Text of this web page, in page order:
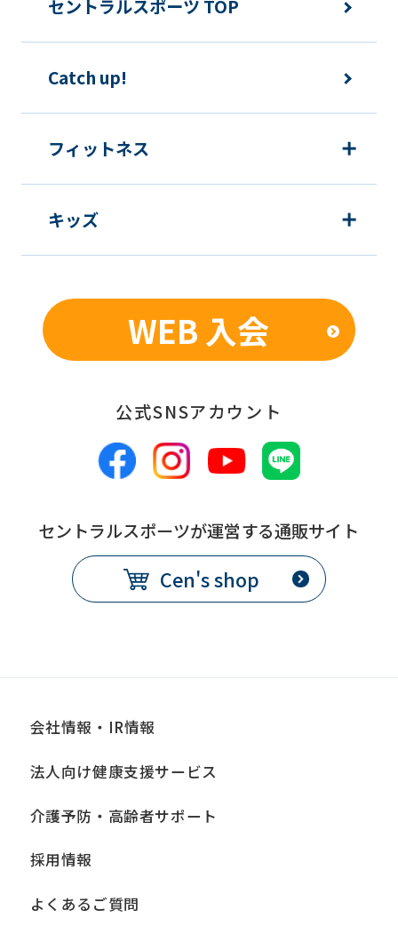
セントラルスポーツ TOP
Catch up!
フィットネス
キッズ
WEB 入会
公式SNSアカウント
セントラルスポーツが運営する通販サイト
Cen's shop
会社情報・IR情報
法人向け健康支援サービス
介護予防・高齢者サポート
採用情報
よくあるご質問